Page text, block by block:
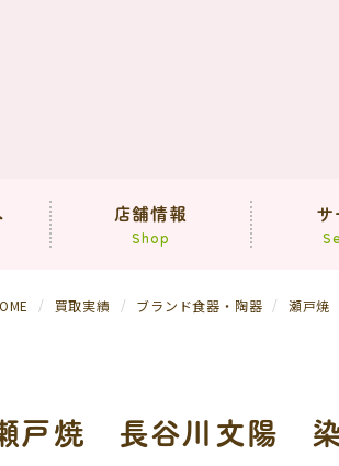
店舗情報
Shop
サ
買取実績 ブランド食器・陶器 瀬戸焼
戸焼 長谷川文陽 染